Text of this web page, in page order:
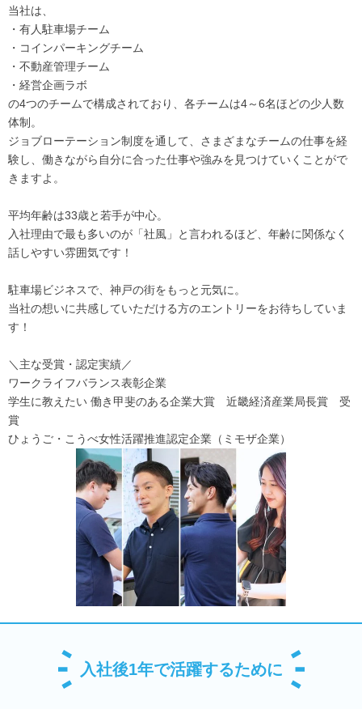
当社は、
・有人駐車場チーム
・コインパーキングチーム
・不動産管理チーム
・経営企画ラボ
の4つのチームで構成されており、各チームは4～6名ほどの少人数
体制。
ジョブローテーション制度を通して、さまざまなチームの仕事を経
験し、働きながら自分に合った仕事や強みを見つけていくことがで
きますよ。
平均年齢は33歳と若手が中心。
入社理由で最も多いのが「社風」と言われるほど、年齢に関係なく
話しやすい雰囲気です！
駐車場ビジネスで、神戸の街をもっと元気に。
当社の想いに共感していただける方のエントリーをお待ちしていま
す！
＼主な受賞・認定実績／
ワークライフバランス表彰企業
学生に教えたい 働き甲斐のある企業大賞 近畿経済産業局長賞 受
賞
ひょうご・こうべ女性活躍推進認定企業（ミモザ企業）
入社後1年で活躍するために